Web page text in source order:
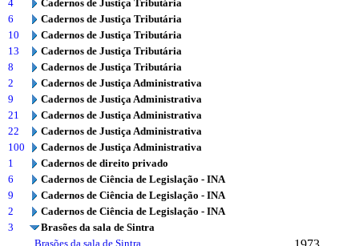
4
Cadernos de Justiça Tributária
6
Cadernos de Justiça Tributária
10
Cadernos de Justiça Tributária
13
Cadernos de Justiça Tributária
8
Cadernos de Justiça Tributária
2
Cadernos de Justiça Administrativa
9
Cadernos de Justiça Administrativa
21
Cadernos de Justiça Administrativa
22
Cadernos de Justiça Administrativa
100
Cadernos de Justiça Administrativa
1
Cadernos de direito privado
6
Cadernos de Ciência de Legislação - INA
9
Cadernos de Ciência de Legislação - INA
2
Cadernos de Ciência de Legislação - INA
3
Brasões da sala de Sintra
Brasões da sala de Sintra